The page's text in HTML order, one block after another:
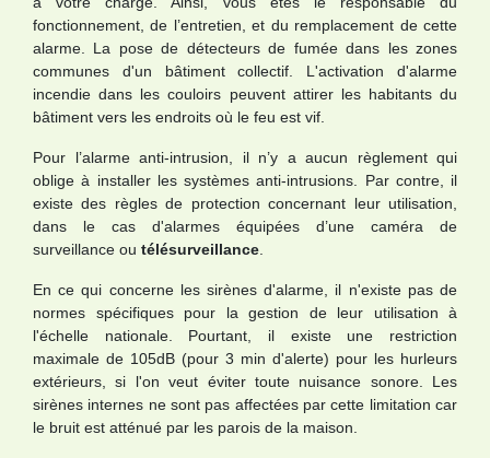
fonctionnement, de l’entretien, et du remplacement de cette
alarme. La pose de détecteurs de fumée dans les zones
communes d'un bâtiment collectif. L'activation d'alarme
incendie dans les couloirs peuvent attirer les habitants du
bâtiment vers les endroits où le feu est vif.
Pour l’alarme anti-intrusion, il n’y a aucun règlement qui
oblige à installer les systèmes anti-intrusions. Par contre, il
existe des règles de protection concernant leur utilisation,
dans le cas d'alarmes équipées d’une caméra de
surveillance ou télésurveillance
En ce qui concerne les sirènes d'alarme, il n'existe pas de
normes spécifiques pour la gestion de leur utilisation à
l'échelle nationale. Pourtant, il existe une restriction
maximale de 105dB (pour 3 min d'alerte) pour les hurleurs
extérieurs, si l'on veut éviter toute nuisance sonore. Les
sirènes internes ne sont pas affectées par cette limitation car
le bruit est atténué par les parois de la maison.